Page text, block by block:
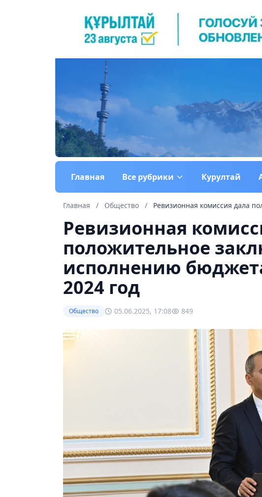
Главная Все рубрики Курултай
Главная / Общество / Ревизионная комиссия дала
Ревизионная
положительное
исполнению
2024 год
Общество 05.06.2025, 17:08 849